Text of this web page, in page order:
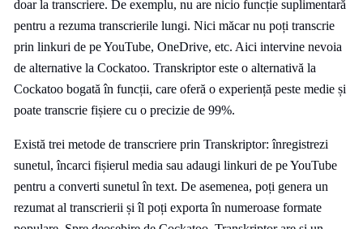
doar la transcriere. De exemplu, nu are nicio funcție suplimentară
pentru a rezuma transcrierile lungi. Nici măcar nu poți transcrie
prin linkuri de pe YouTube, OneDrive, etc. Aici intervine nevoia
de alternative la Cockatoo. Transkriptor este o alternativă la
Cockatoo bogată în funcții, care oferă o experiență peste medie și
poate transcrie fișiere cu o precizie de 99%.
Există trei metode de transcriere prin Transkriptor: înregistrezi
sunetul, încarci fișierul media sau adaugi linkuri de pe YouTube
pentru a converti sunetul în text. De asemenea, poți genera un
rezumat al transcrierii și îl poți exporta în numeroase formate